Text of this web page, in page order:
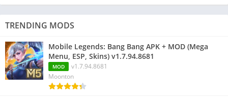
TRENDING MODS
Mobile Legends: Bang Bang APK + MOD (Mega
Menu, ESP, Skins) v1.7.94.8681
MOD
v1.7.94.8681
Moonton